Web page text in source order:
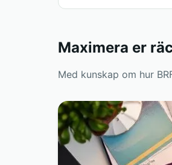
Maximera er
Med kunskap om hur